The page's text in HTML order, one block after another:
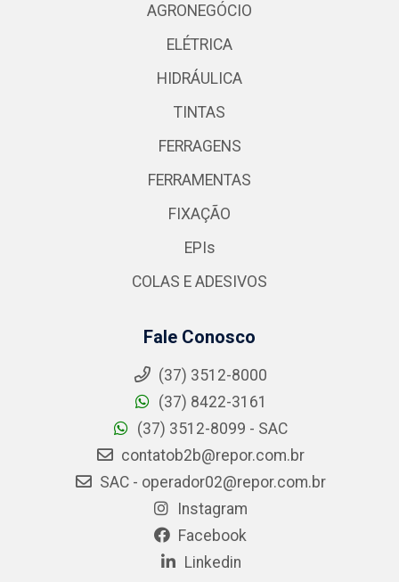
AGRONEGÓCIO
ELÉTRICA
HIDRÁULICA
TINTAS
FERRAGENS
FERRAMENTAS
FIXAÇÃO
EPIs
COLAS E ADESIVOS
Fale Conosco
(37) 3512-8000
(37) 8422-3161
(37) 3512-8099 - SAC
contatob2b@repor.com.br
SAC - operador02@repor.com.br
Instagram
Facebook
Linkedin